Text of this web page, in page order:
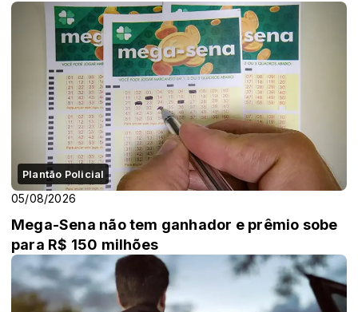
Plantão Policial
05/08/2026
Mega-Sena não tem ganhador e prêmio sobe
para R$ 150 milhões